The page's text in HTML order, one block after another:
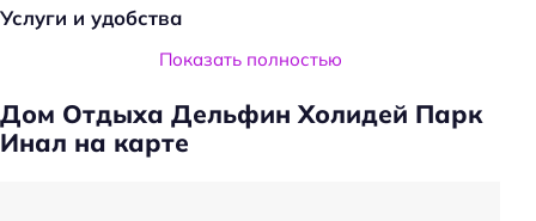
Услуги и удобства
Камера хранения
Носильщик
Показать полностью
Дом Отдыха Дельфин Холидей Парк
Инал на карте